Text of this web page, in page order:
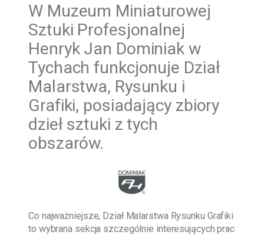
W Muzeum Miniaturowej
Sztuki Profesjonalnej
Henryk Jan Dominiak w
Tychach funkcjonuje Dział
Malarstwa, Rysunku i
Grafiki, posiadający zbiory
dzieł sztuki z tych
obszarów.
Co najważniejsze, Dział Malarstwa Rysunku Grafiki
to wybrana sekcja szczególnie interesujących prac